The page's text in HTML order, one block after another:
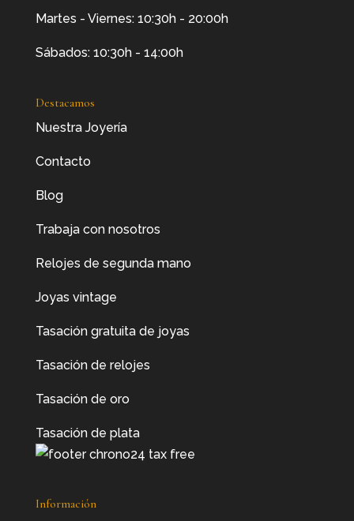
Martes - Viernes: 10:30h - 20:00h
Sábados: 10:30h - 14:00h
Destacamos
Nuestra Joyería
Contacto
Blog
Trabaja con nosotros
Relojes de segunda mano
Joyas vintage
Tasación gratuita de joyas
Tasación de relojes
Tasación de oro
Tasación de plata
Información